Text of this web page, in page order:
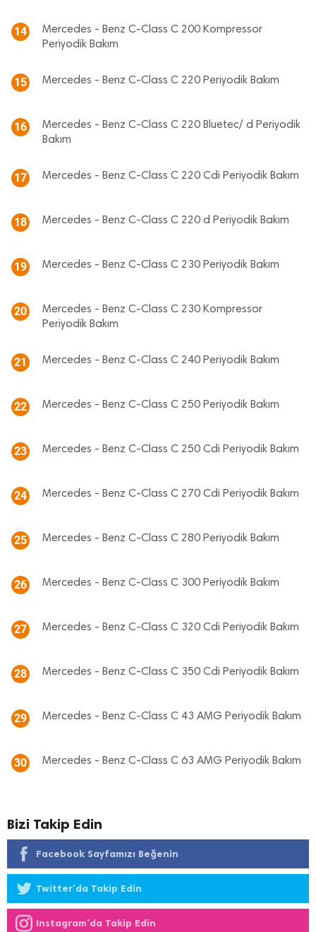
14
Mercedes - Benz C-Class C 200 Kompressor
Periyodik Bakım
15 Mercedes - Benz C-Class C 220 Periyodik Bakım
16
Mercedes - Benz C-Class C 220 Bluetec/ d Periyodik
Bakım
17 Mercedes - Benz C-Class C 220 Cdi Periyodik Bakım
18 Mercedes - Benz C-Class C 220 d Periyodik Bakım
19 Mercedes - Benz C-Class C 230 Periyodik Bakım
20
Mercedes - Benz C-Class C 230 Kompressor
Periyodik Bakım
21 Mercedes - Benz C-Class C 240 Periyodik Bakım
22 Mercedes - Benz C-Class C 250 Periyodik Bakım
23 Mercedes - Benz C-Class C 250 Cdi Periyodik Bakım
24 Mercedes - Benz C-Class C 270 Cdi Periyodik Bakım
25 Mercedes - Benz C-Class C 280 Periyodik Bakım
26 Mercedes - Benz C-Class C 300 Periyodik Bakım
27 Mercedes - Benz C-Class C 320 Cdi Periyodik Bakım
28 Mercedes - Benz C-Class C 350 Cdi Periyodik Bakım
29 Mercedes - Benz C-Class C 43 AMG Periyodik Bakım
30 Mercedes - Benz C-Class C 63 AMG Periyodik Bakım
Bizi Takip Edin
Facebook Sayfamızı Beğenin
Twitter'da Takip Edin
Instagram'da Takip Edin